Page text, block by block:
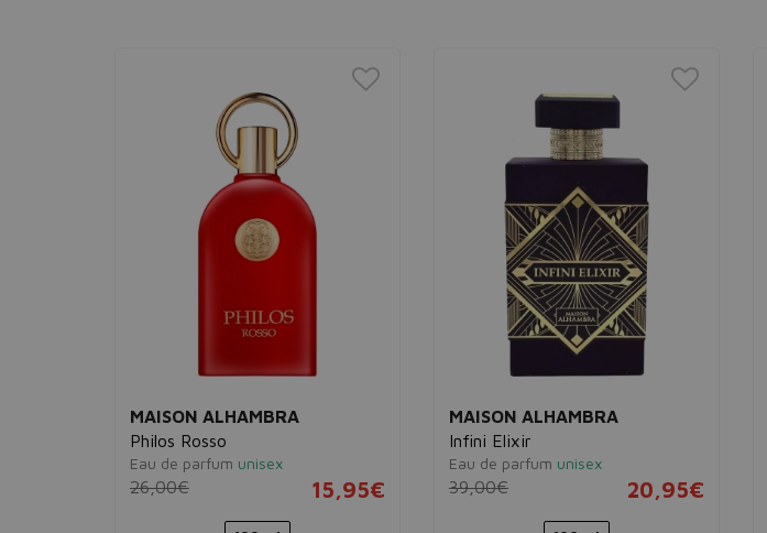
MAISON ALHAMBRA
Philos Rosso
Eau de parfum unisex
26,00€ 15,95€
MAISON ALHAMBRA
Infini Elixir
Eau de parfum unisex
39,00€ 20,95€